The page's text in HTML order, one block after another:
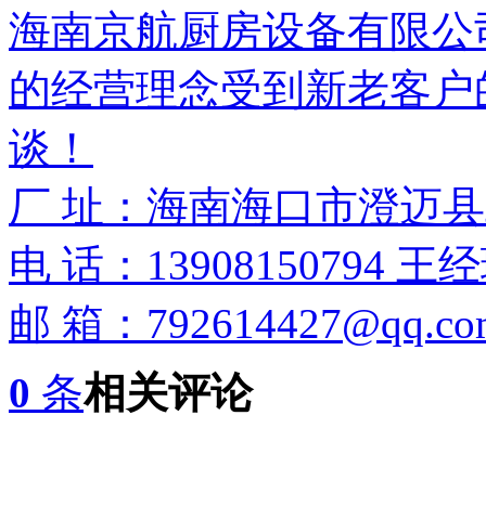
海南京航厨房设备有限
的经营理念受到新老客
谈！
厂 址：海南海口市澄迈
电 话：13908150794 王
邮 箱：
0 条相关评论